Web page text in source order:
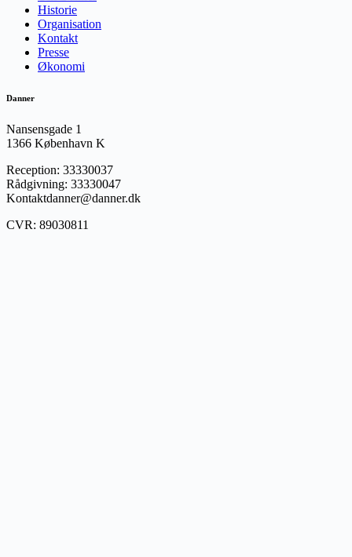
Historie
Organisation
Kontakt
Presse
Økonomi
Danner
Nansensgade 1
1366 København K
Reception: 33330037
Rådgivning: 33330047
Kontaktdanner@danner.dk
CVR: 89030811